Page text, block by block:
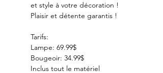
et style à votre décoration !
Plaisir et détente garantis !
Tarifs:
Lampe: 69.99$
Bougeoir: 34.99$
Inclus tout le matériel